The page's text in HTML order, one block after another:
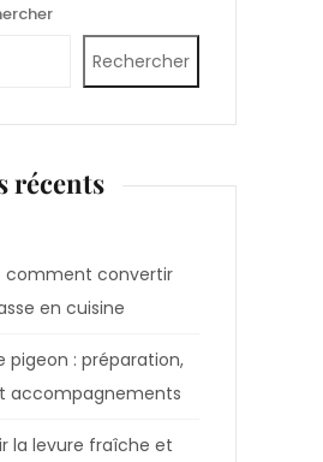
Rechercher
récents
comment convertir
en cuisine
: préparation,
accompagnements
la levure fraîche et